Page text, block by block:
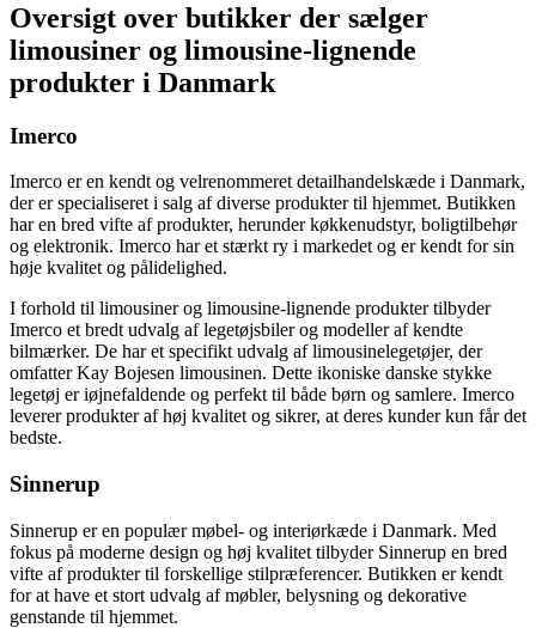
Oversigt over butikker der sælger
limousiner og limousine-lignende
produkter i Danmark
Imerco
Imerco er en kendt og velrenommeret detailhandelskæde i Danmark,
der er specialiseret i salg af diverse produkter til hjemmet. Butikken
har en bred vifte af produkter, herunder køkkenudstyr, boligtilbehør
og elektronik. Imerco har et stærkt ry i markedet og er kendt for sin
høje kvalitet og pålidelighed.
I forhold til limousiner og limousine-lignende produkter tilbyder
Imerco et bredt udvalg af legetøjsbiler og modeller af kendte
bilmærker. De har et specifikt udvalg af limousinelegetøjer, der
omfatter Kay Bojesen limousinen. Dette ikoniske danske stykke
legetøj er iøjnefaldende og perfekt til både børn og samlere. Imerco
leverer produkter af høj kvalitet og sikrer, at deres kunder kun får det
bedste.
Sinnerup
Sinnerup er en populær møbel- og interiørkæde i Danmark. Med
fokus på moderne design og høj kvalitet tilbyder Sinnerup en bred
vifte af produkter til forskellige stilpræferencer. Butikken er kendt
for at have et stort udvalg af møbler, belysning og dekorative
genstande til hjemmet.